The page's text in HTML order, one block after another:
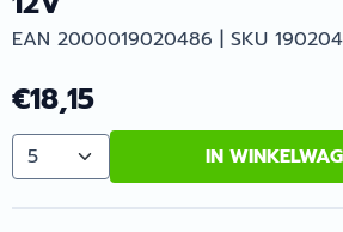
EAN 2000019020486 | SKU
€18,15
Aantal IN